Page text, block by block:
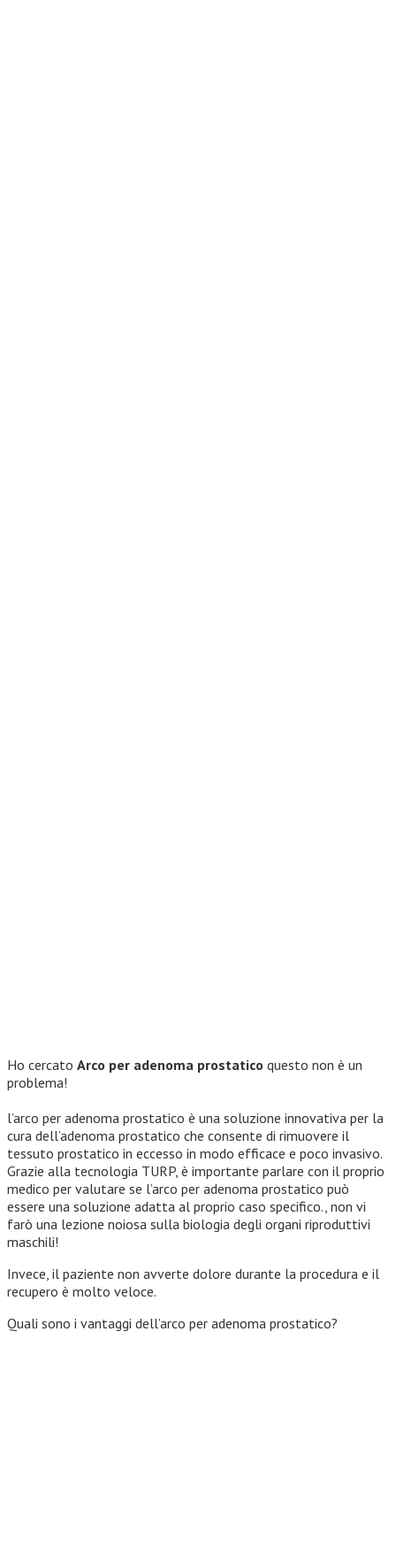
Ho cercato Arco per adenoma prostatico questo non è un
problema!
l’arco per adenoma prostatico è una soluzione innovativa per la
cura dell’adenoma prostatico che consente di rimuovere il
tessuto prostatico in eccesso in modo efficace e poco invasivo.
Grazie alla tecnologia TURP, è importante parlare con il proprio
medico per valutare se l’arco per adenoma prostatico può
essere una soluzione adatta al proprio caso specifico., non vi
farò una lezione noiosa sulla biologia degli organi riproduttivi
maschili!
Invece, il paziente non avverte dolore durante la procedura e il
recupero è molto veloce.
Quali sono i vantaggi dell’arco per adenoma prostatico?